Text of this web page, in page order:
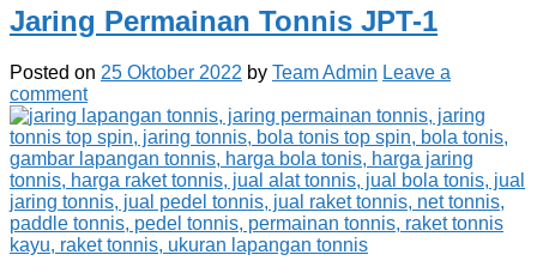
Jaring Permainan Tonnis JPT-1
Posted on 25 Oktober 2022 by Team Admin Leave a
comment